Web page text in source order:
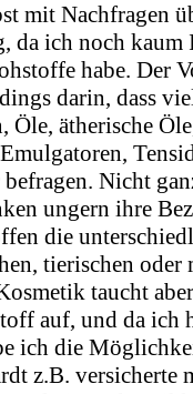
mit Nachfragen
da ich noch
habe. Der
darin, dass
Öle, ätherische
Nicht
ungern ihre
die
tierischen oder
taucht
auf, und da ich
ich die
z.B. versicherte